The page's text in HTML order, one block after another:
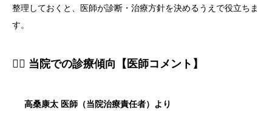
整理しておくと、医師が診断・治療方針を決めるうえで役立ちま
す。
👨‍⚕️ 当院での診療傾向【医師コメント】
高桑康太 医師（当院治療責任者）より